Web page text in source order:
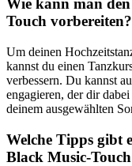
Wie kann man
Touch vorbereiten?
Um deinen
kannst du einen
verbessern. Du kannst
engagieren, der dir
deinem ausgewählten
Welche Tipps gibt
Black Music-